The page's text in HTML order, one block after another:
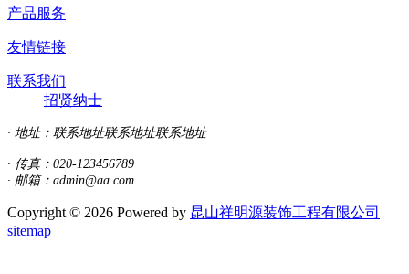
产品服务
友情链接
联系我们
招贤纳士
· 地址： 联系地址联系地址联系地址
· 传真：020-123456789
· 邮箱：admin@aa.com
Copyright © 2026 Powered by 昆山祥明源装饰工程有限公司
sitemap